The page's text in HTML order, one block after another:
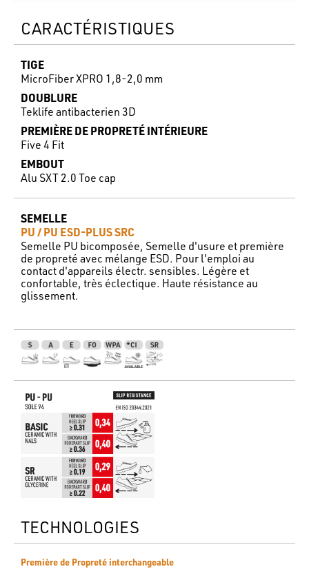
CARACTÉRISTIQUES
TIGE
MicroFiber XPRO 1,8-2,0 mm
DOUBLURE
Teklife antibacterien 3D
PREMIÈRE DE PROPRETÉ INTÉRIEURE
Five 4 Fit
EMBOUT
Alu SXT 2.0 Toe cap
SEMELLE
PU / PU ESD-PLUS SRC
Semelle PU bicomposée, Semelle d'usure et première
de propreté avec mélange ESD. Pour l'emploi au
contact d'appareils électr. sensibles. Légère et
confortable, très éclectique. Haute résistance au
glissement.
TECHNOLOGIES
Première de Propreté interchangeable